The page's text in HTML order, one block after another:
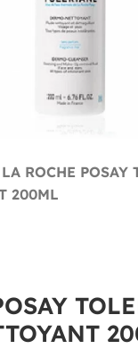
LA ROCHE POSAY
200ML